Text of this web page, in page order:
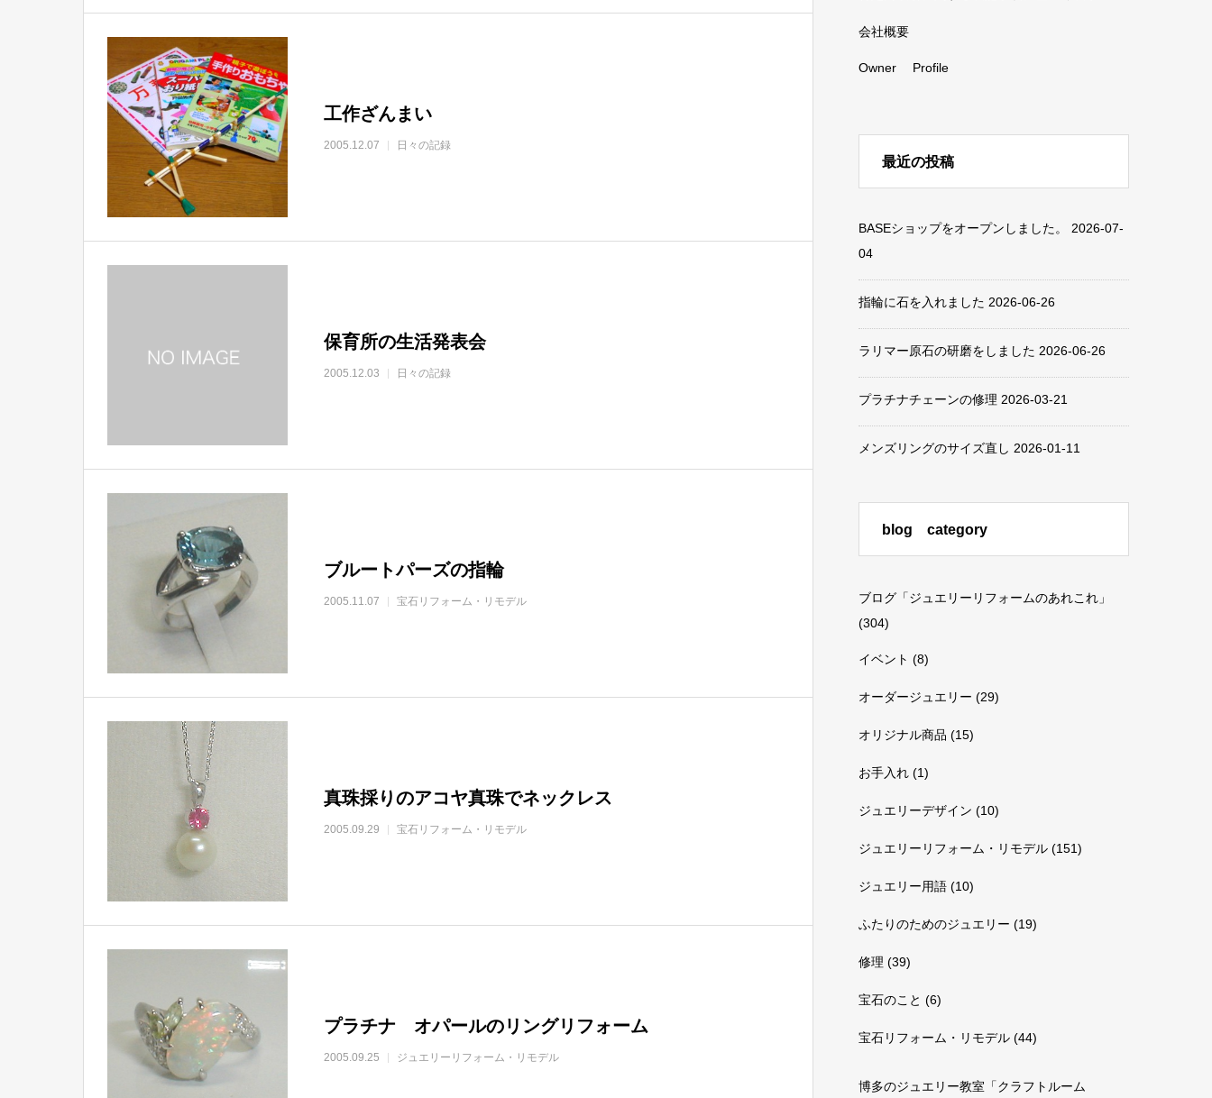
工作ざんまい
2005.12.07 日々の記録
保育所の生活発表会
2005.12.03 日々の記録
ブルートパーズの指輪
2005.11.07 宝石リフォーム・リモデル
真珠採りのアコヤ真珠でネックレス
2005.09.29 宝石リフォーム・リモデル
プラチナ オパールのリングリフォーム
2005.09.25 ジュエリーリフォーム・リモデル
会社概要
Owner Profile
最近の投稿
BASEショップをオープンしました。
2026-07-
04
指輪に石を入れました 2026-06-26
ラリマー原石の研磨をしました 2026-06-26
プラチナチェーンの修理 2026-03-21
メンズリングのサイズ直し 2026-01-11
blog category
ブログ「ジュエリーリフォームのあれこれ」
(304)
イベント (8)
オーダージュエリー (29)
オリジナル商品 (15)
お手入れ (1)
ジュエリーデザイン (10)
ジュエリーリフォーム・リモデル (151)
ジュエリー用語 (10)
ふたりのためのジュエリー (19)
修理 (39)
宝石のこと (6)
宝石リフォーム・リモデル (44)
博多のジュエリー教室「クラフトルーム